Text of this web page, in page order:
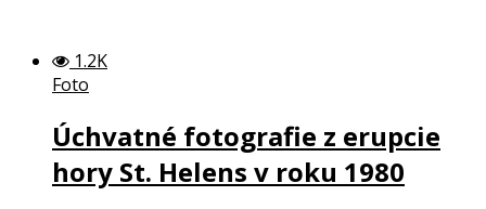
1.2K
Foto
Úchvatné fotografie z erupcie
hory St. Helens v roku 1980